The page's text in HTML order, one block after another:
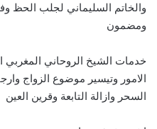
والخاتم السليماني لجلب
ومضمون
خدمات الشيخ الروحاني المغربي
الامور وتيسير موضوع الزواج
السحر وازالة التابعة وقرين العين